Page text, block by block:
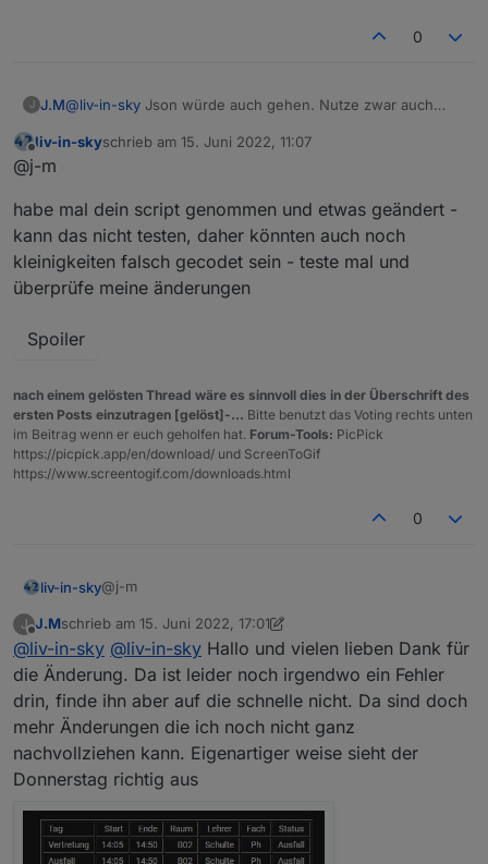
0
J J.M@liv-in-sky Json würde auch gehen. Nutze zwar auch
es auch möglich.
dein Script so anzupassen wie es jetzt ist. Ich habe
gegoogelt probiert gelöscht von vorn und mich gefreut
wenn kein Fehler bei meiner Änderung entstanden ist.
Was ich damit sagen will, ich habe keine Ahnung ´wie ich
das umsetzen kann.
ich die nächsten Wochen wieder eine Beschäftigung. :)
Offline
liv-in-skyschrieb am 15. Juni 2022, 11:07
zuletzt editiert von
@j-m
habe mal dein script genommen und etwas geändert -
kann das nicht testen, daher könnten auch noch
kleinigkeiten falsch gecodet sein - teste mal und
überprüfe meine änderungen
Spoiler
nach einem gelösten Thread wäre es sinnvoll dies in der Überschrift des
ersten Posts einzutragen [gelöst]-... Bitte benutzt das Voting rechts unten
im Beitrag wenn er euch geholfen hat. Forum-Tools: PicPick
https://picpick.app/en/download/ und ScreenToGif
https://www.screentogif.com/downloads.html
0
liv-in-sky@j-m
habe mal dein script genommen und etwas geändert
- kann das nicht testen, daher könnten auch noch
kleinigkeiten falsch gecodet sein - teste mal und
überprüfe meine änderungen
Spoiler
J
Offline
J.Mschrieb am 15. Juni 2022, 17:01
zuletzt editiert von J.M
@liv-in-sky @liv-in-sky Hallo und vielen lieben Dank für
die Änderung. Da ist leider noch irgendwo ein Fehler
drin, finde ihn aber auf die schnelle nicht. Da sind doch
mehr Änderungen die ich noch nicht ganz
nachvollziehen kann. Eigenartiger weise sieht der
Donnerstag richtig aus